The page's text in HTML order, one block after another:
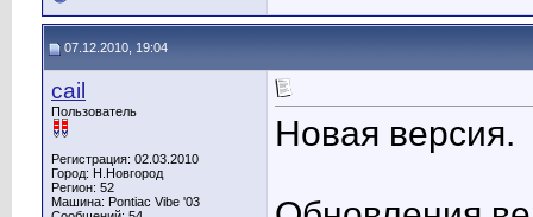
07.12.2010, 19:04
cail
Пользователь
Регистрация: 02.03.2010
Город: Н.Новгород
Регион: 52
Машина: Pontiac Vibe '03
Новая версия.